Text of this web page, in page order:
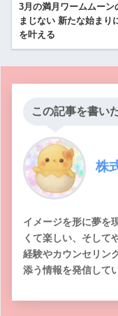
3月の満月ワームムーン
まじない 新たな始まり
を叶える
この記事を書い
株
イメージを形に夢を
くて楽しい、そして
経験やカウンセリン
添う情報を発信して